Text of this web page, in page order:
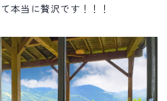
本当に贅沢です！！！